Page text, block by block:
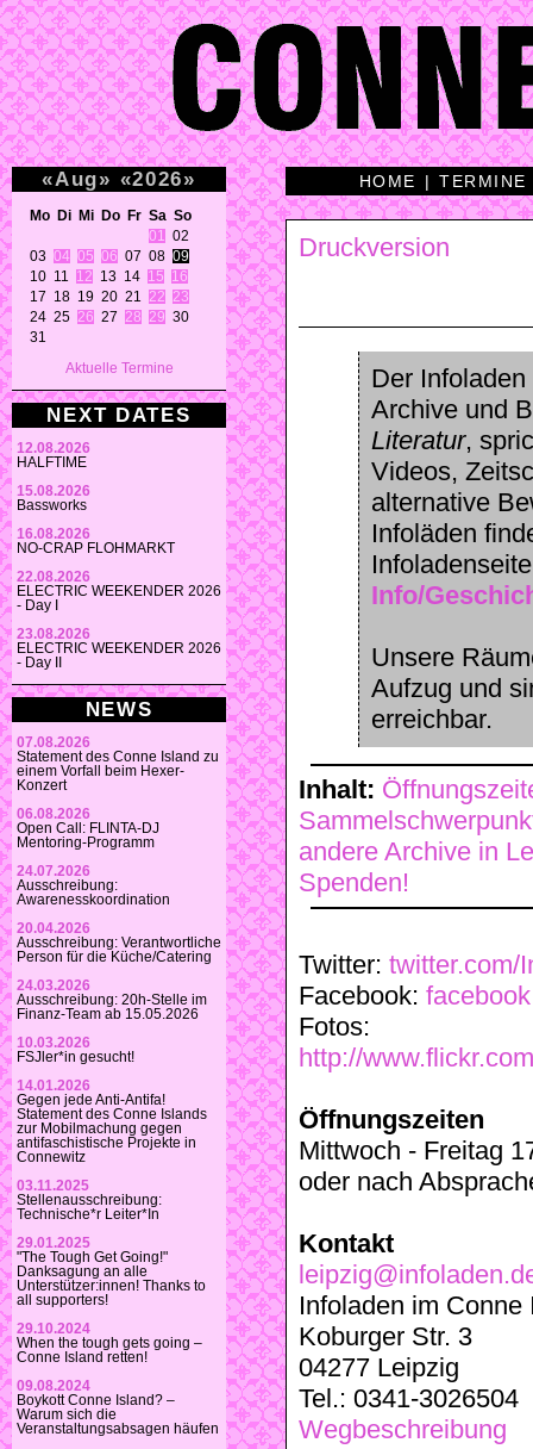
«Aug» «2026»
Mo Di Mi Do Fr Sa So
01
02
03 04 05 06 07 08 09
10 11 12 13 14 15
16
17 18 19 20 21 22
23
24 25 26 27 28 29 30
31
Aktuelle Termine
NEXT DATES
12.08.2026
HALFTIME
15.08.2026
Bassworks
16.08.2026
NO-CRAP FLOHMARKT
22.08.2026
ELECTRIC WEEKENDER 2026
- Day I
23.08.2026
ELECTRIC WEEKENDER 2026
- Day II
NEWS
07.08.2026
Statement des Conne Island zu
einem Vorfall beim Hexer-
Konzert
06.08.2026
Open Call: FLINTA-DJ
Mentoring-Programm
24.07.2026
Ausschreibung:
Awarenesskoordination
20.04.2026
Ausschreibung: Verantwortliche
Person für die Küche/Catering
24.03.2026
Ausschreibung: 20h-Stelle im
Finanz-Team ab 15.05.2026
10.03.2026
FSJler*in gesucht!
14.01.2026
Gegen jede Anti-Antifa!
Statement des Conne Islands
zur Mobilmachung gegen
antifaschistische Projekte in
Connewitz
03.11.2025
Stellenausschreibung:
Technische*r Leiter*In
29.01.2025
"The Tough Get Going!"
Danksagung an alle
Unterstützer:innen! Thanks to
all supporters!
29.10.2024
When the tough gets going –
Conne Island retten!
09.08.2024
Boykott Conne Island? –
Warum sich die
Veranstaltungsabsagen häufen
HOME |TERMINE
Druckversion
Der
Archive und
Literatur,
Videos,
alternative
Infoläden
Info/
Unsere
Aufzug und
erreichbar.
Inhalt:
andere Archive in
Spenden!
Twitter: twitter.com/
Facebook:
Fotos:
http://
Öffnungszeiten
Mittwoch - Freitag
oder nach
Kontakt
Infoladen im Conne
Koburger Str. 3
04277 Leipzig
Tel.: 0341-3026504
Wegbeschreibung